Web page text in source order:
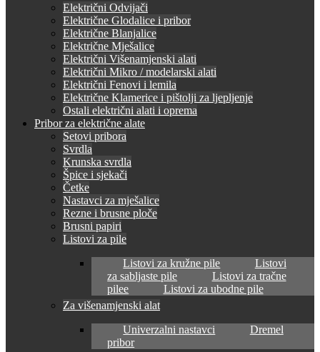
Električni Odvijači
Električne Glodalice i pribor
Električne Blanjalice
Električne Mješalice
Električni Višenamjenski alati
Električni Mikro / modelarski alati
Električni Fenovi i lemila
Električne Klamerice i pištolji za ljepljenje
Ostali električni alati i oprema
Pribor za električne alate
Setovi pribora
Svrdla
Krunska svrdla
Špice i sjekači
Četke
Nastavci za mješalice
Rezne i brusne ploče
Brusni papiri
Listovi za pile
Listovi za kružne pile
Listovi
za sabljaste pile
Listovi za tračne
pilee
Listovi za ubodne pile
Za višenamjenski alat
Univerzalni nastavci
Dremel
pribor